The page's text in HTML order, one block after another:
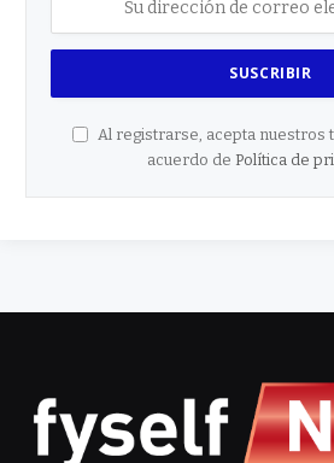
Al registrarse, acepta nuestros
acuerdo de Política de